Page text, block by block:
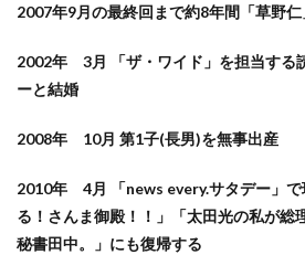
2007年9月の最終回まで約8年間「草野
2002年 3月 「ザ・ワイド」を担当する
ーと結婚
2008年 10月 第1子(長男)を無事出産
2010年 4月 「news every.サタデー」
る！さんま御殿！！」「太田光の私が総
秘書田中。」にも復帰する